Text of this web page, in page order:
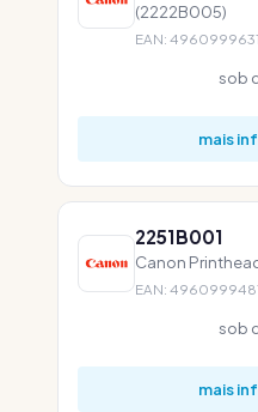
(2222B005)
EAN:
sob
mais
2251B001
Canon
EAN:
sob
mais